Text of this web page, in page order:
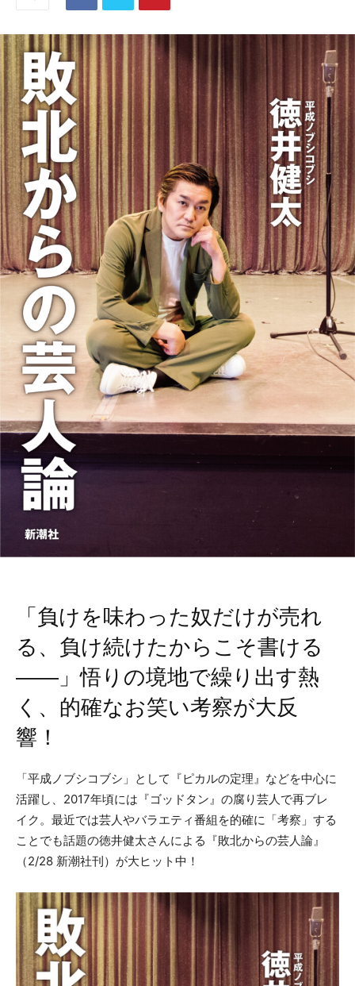
「負けを味わった奴だけが売れ
る、負け続けたからこそ書ける
――」悟りの境地で繰り出す熱
く、的確なお笑い考察が大反
響！
「平成ノブシコブシ」として『ピカルの定理』などを中心に
活躍し、2017年頃には『ゴッドタン』の腐り芸人で再ブレ
イク。最近では芸人やバラエティ番組を的確に「考察」する
ことでも話題の徳井健太さんによる『敗北からの芸人論』
（2/28 新潮社刊）が大ヒット中！